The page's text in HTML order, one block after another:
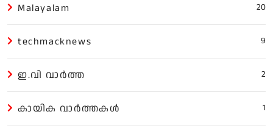
Malayalam 20
techmacknews 9
ഇ.വി വാർത്ത 2
കായിക വാർത്തകൾ 1